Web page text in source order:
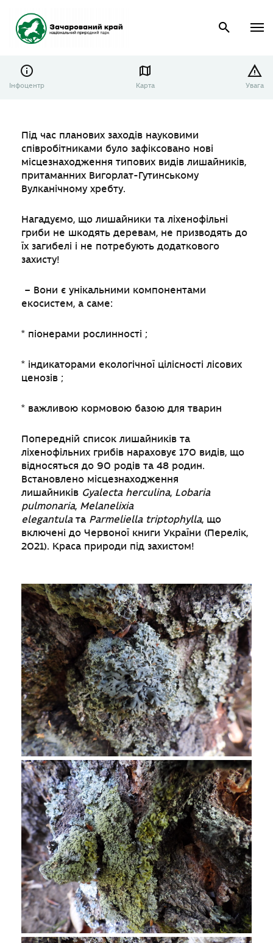
Інфоцентр Карта Увага
Під час планових заходів науковими
співробітниками було зафіксовано нові
місцезнаходження типових видів лишайників,
притаманних Вигорлат-Гутинському
Вулканічному хребту.
Нагадуємо, що лишайники та ліхенофільні
гриби не шкодять деревам, не призводять до
їх загибелі і не потребують додаткового
захисту!
– Вони є унікальними компонентами
екосистем, а саме:
* піонерами рослинності ;
* індикаторами екологічної цілісності лісових
ценозів ;
* важливою кормовою базою для тварин
Попередній список лишайників та
ліхенофільних грибів нараховує 170 видів, що
відносяться до 90 родів та 48 родин.
Встановлено місцезнаходження
лишайників Gyalecta herculina, Lobaria
pulmonaria, Melanelixia
elegantulaта Parmeliella triptophylla, що
включені до Червоної книги України (Перелік,
2021). Краса природи під захистом!